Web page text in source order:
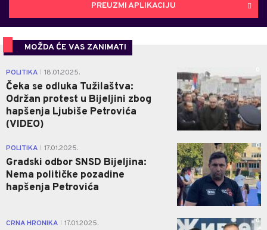
PREUZMI APLIKACIJU
MOŽDA ĆE VAS ZANIMATI
POLITIKA 18.01.2025.
Čeka se odluka Tužilaštva:
Održan protest u Bijeljini zbog
hapšenja Ljubiše Petrovića
(VIDEO)
POLITIKA 17.01.2025.
Gradski odbor SNSD Bijeljina:
Nema političke pozadine
hapšenja Petrovića
0
CRNA HRONIKA 17.01.2025. 0